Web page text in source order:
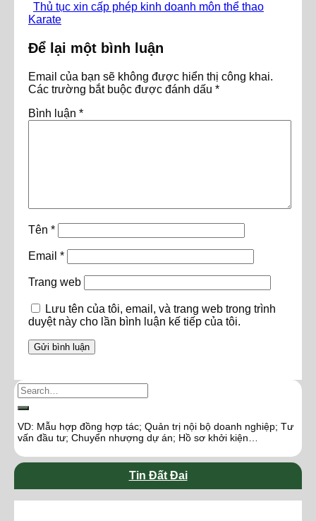
Thủ tục xin cấp phép kinh doanh môn thể thao
Karate
Để lại một bình luận
Email của bạn sẽ không được hiển thị công khai.
Các trường bắt buộc được đánh dấu *
Bình luận *
Tên *
Email *
Trang web
Lưu tên của tôi, email, và trang web trong trình
duyệt này cho lần bình luận kế tiếp của tôi.
VD: Mẫu hợp đồng hợp tác; Quản trị nội bộ doanh nghiệp; Tư
vấn đầu tư; Chuyển nhượng dự án; Hồ sơ khởi kiện…
Tin Đất Đai